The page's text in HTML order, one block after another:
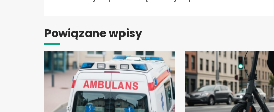
Powiązane wpisy